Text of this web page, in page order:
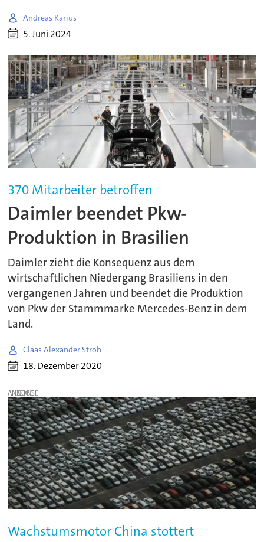
Andreas Karius
5. Juni 2024
370 Mitarbeiter betroffen
Daimler beendet Pkw-
Produktion in Brasilien
Daimler zieht die Konsequenz aus dem
wirtschaftlichen Niedergang Brasiliens in den
vergangenen Jahren und beendet die Produktion
von Pkw der Stammmarke Mercedes-Benz in dem
Land.
Claas Alexander Stroh
18. Dezember 2020
ANZEIGE
Wachstumsmotor China stottert